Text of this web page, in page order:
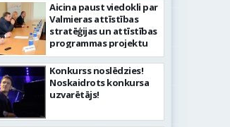
Aicina paust viedokli par
Valmieras attīstības
stratēģijas un attīstības
programmas projektu
Konkurss noslēdzies!
Noskaidrots konkursa
uzvarētājs!